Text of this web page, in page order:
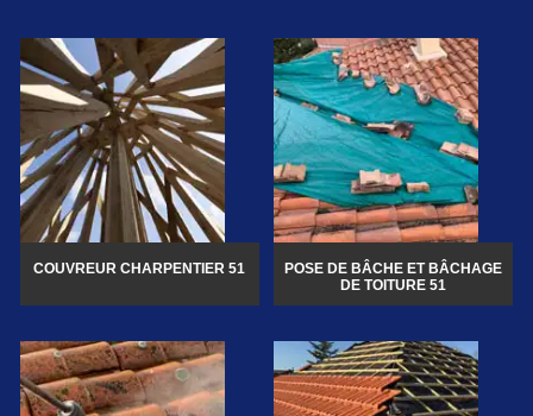
COUVREUR CHARPENTIER 51
POSE DE BÂCHE ET BÂCHAGE
DE TOITURE 51